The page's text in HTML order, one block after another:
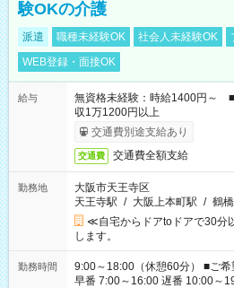
験OKの介護
派遣 職種未経験OK 社会人未経験OK
WEB登録・面接OK
給与
無資格未経験：時給1400円～
収1万1200円以上
交通費別途支給あり
交通費 交通費全額支給
勤務地
大阪市天王寺区
天王寺駅 / 大阪上本町駅 / 鶴
≪自宅からドアtoドアで30分
します。
勤務時間
9:00～18:00（休憩60分） ■ご希望があれば下記シフトもOK！
早番 7:00～16:00 遅番 10:00～19:00 「家族と休みを